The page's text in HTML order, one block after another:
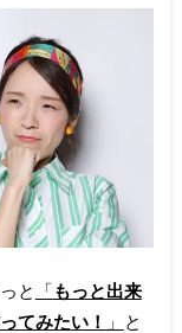
と 「もっと出来
てみたい！ 」
と